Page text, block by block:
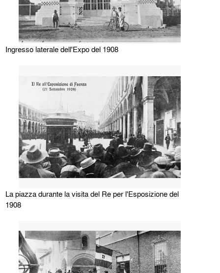
Ingresso laterale dell'Expo del 1908
La piazza durante la visita del Re per l'Esposizione del
1908